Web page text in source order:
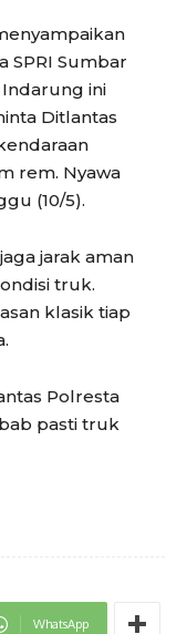
SPRI Sumbar
ini
Ditlantas
rem. Nyawa
(10/5).
jarak aman
truk.
klasik tiap
Polresta
pasti truk
WhatsApp